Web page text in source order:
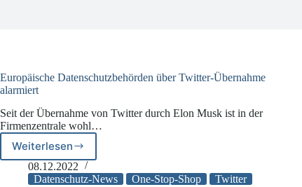
Europäische Datenschutzbehörden über Twitter-Übernahme
alarmiert
Seit der Übernahme von Twitter durch Elon Musk ist in der
Firmenzentrale wohl…
WeiterlesenEuropäische
Datenschutzbehörden
über
08.12.2022
Datenschutz-News
One-Stop-Shop Twitter